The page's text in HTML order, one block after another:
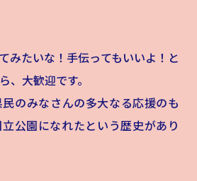
みたいな！手伝ってもいいよ！と
、大歓迎です。
のみなさんの多大なる応援のも
公園になれたという歴史があり